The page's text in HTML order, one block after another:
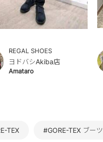
REGAL SHOES
ヨドバシAkiba店
Amataro
TEX #GORE-TEX ブーツ